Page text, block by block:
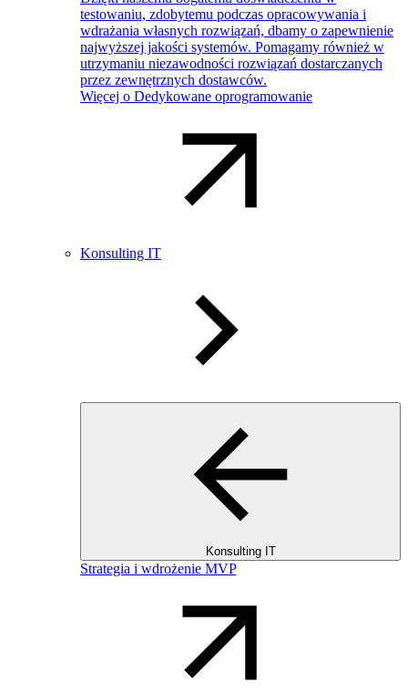
testowaniu, zdobytemu podczas opracowywania i
wdrażania własnych rozwiązań, dbamy o zapewnienie
najwyższej jakości systemów. Pomagamy również w
utrzymaniu niezawodności rozwiązań dostarczanych
przez zewnętrznych dostawców.
Więcej o Dedykowane oprogramowanie
Konsulting IT
Konsulting IT
Strategia i wdrożenie MVP